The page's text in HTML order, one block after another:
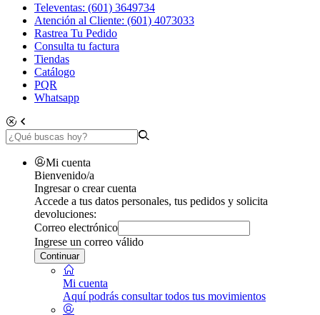
Televentas: (601) 3649734
Atención al Cliente: (601) 4073033
Rastrea Tu Pedido
Consulta tu factura
Tiendas
Catálogo
PQR
Whatsapp
Mi cuenta
Bienvenido/a
Ingresar o crear cuenta
Accede a tus datos personales, tus pedidos y solicita
devoluciones:
Correo electrónico
Ingrese un correo válido
Continuar
Mi cuenta
Aquí podrás consultar todos tus movimientos